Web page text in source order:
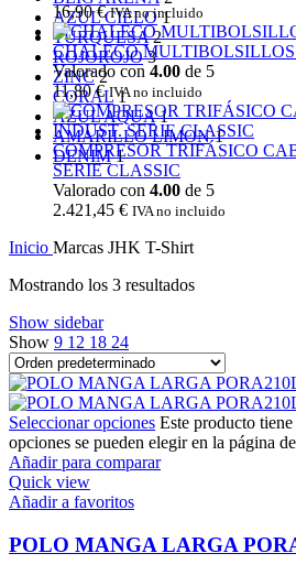
AZUL CIELO 1
TURQUESA 2
ROJOROJO 3
ZINC 2
CORAL 1
AZUL AQUA 1
AMARILLO LIMON 1
DENIM 1
16,90€ IVA no incluido
CHALECO MULTIBOLSILLOS
Valorado con 4.00 de 5
11,80€ IVA no incluido
COMPRESOR TRIFÁSICO
SERIE CLASSIC
Valorado con 4.00 de 5
2.421,45 € IVA no incluido
Inicio Marcas JHK T-Shirt
Mostrando los 3 resultados
Show sidebar
Show 9 12 18 24
Seleccionar opciones Este producto
opciones se pueden elegir en la página
Añadir para comparar
Quick view
Añadir a favoritos
POLO MANGA LARGA